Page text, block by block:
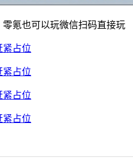
氪也可以玩微信扫码直接玩